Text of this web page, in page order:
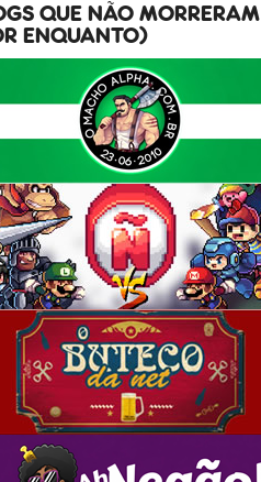
QUE NÃO MORRERAM
ENQUANTO)